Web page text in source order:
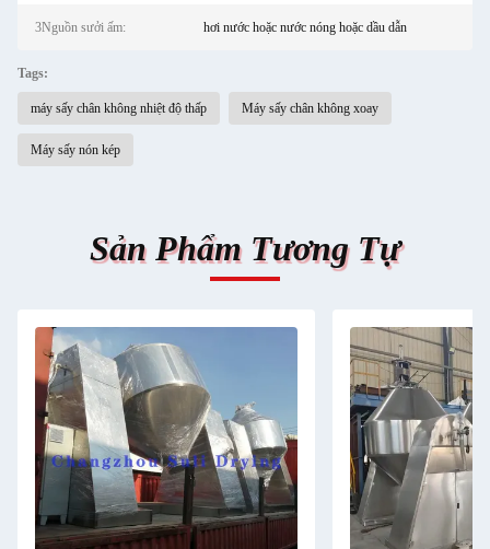
3Nguồn sưởi ấm: hơi nước hoặc nước nóng hoặc dầu dẫn
Tags:
máy sấy chân không nhiệt độ thấp Máy sấy chân không xoay
Máy sấy nón kép
Sản Phẩm Tương Tự